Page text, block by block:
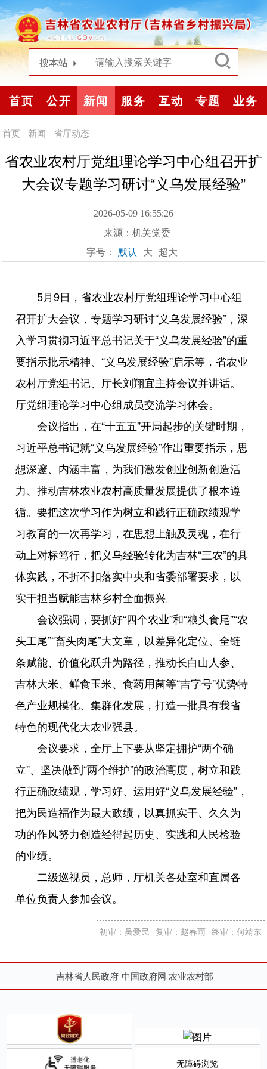
搜本站
首页 公开 新闻 服务 互动 专题 业务
首页 - 新闻 -省厅动态
省农业农村厅党组理论学习中心组召开扩
大会议专题学习研讨“义乌发展经验”
2026-05-09 16:55:26
来源： 机关党委
字号： 默认 大 超大
5月9日，省农业农村厅党组理论学习中心组
召开扩大会议，专题学习研讨“义乌发展经验”，深
入学习贯彻习近平总书记关于“义乌发展经验”的重
要指示批示精神、“义乌发展经验”启示等，省农业
农村厅党组书记、厅长刘翔宜主持会议并讲话。
厅党组理论学习中心组成员交流学习体会。
会议指出，在“十五五”开局起步的关键时期，
习近平总书记就“义乌发展经验”作出重要指示，思
想深邃、内涵丰富，为我们激发创业创新创造活
力、推动吉林农业农村高质量发展提供了根本遵
循。要把这次学习作为树立和践行正确政绩观学
习教育的一次再学习，在思想上触及灵魂，在行
动上对标笃行，把义乌经验转化为吉林“三农”的具
体实践，不折不扣落实中央和省委部署要求，以
实干担当赋能吉林乡村全面振兴。
会议强调，要抓好“四个农业”和“粮头食尾”“农
头工尾”“畜头肉尾”大文章，以差异化定位、全链
条赋能、价值化跃升为路径，推动长白山人参、
吉林大米、鲜食玉米、食药用菌等“吉字号”优势特
色产业规模化、集群化发展，打造一批具有我省
特色的现代化大农业强县。
会议要求，全厅上下要从坚定拥护“两个确
立”、坚决做到“两个维护”的政治高度，树立和践
行正确政绩观，学习好、运用好“义乌发展经验”，
把为民造福作为最大政绩，以真抓实干、久久为
功的作风努力创造经得起历史、实践和人民检验
的业绩。
二级巡视员，总师，厅机关各处室和直属各
单位负责人参加会议。
初审：吴爱民 复审：赵春雨 终审：何靖东
吉林省人民政府 中国政府网 农业农村部
无障碍浏览